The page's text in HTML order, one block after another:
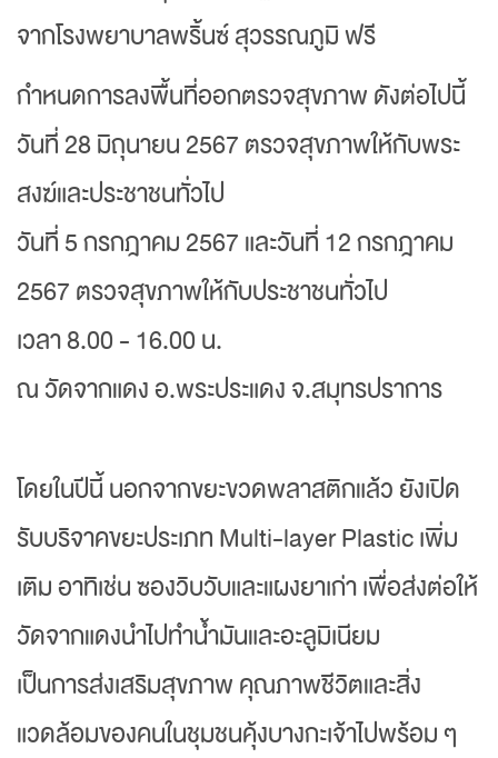
จากโรงพยาบาลพริ้นซ์ สุวรรณภูมิ ฟรี
กำหนดการลงพื้นที่ออกตรวจสุขภาพ ดังต่อไปนี้
วันที่ 28 มิถุนายน 2567 ตรวจสุขภาพให้กับพระ
สงฆ์และประชาชนทั่วไป
วันที่ 5 กรกฎาคม 2567 และวันที่ 12 กรกฎาคม
2567 ตรวจสุขภาพให้กับประชาชนทั่วไป
เวลา 8.00 - 16.00 น.
ณ วัดจากแดง อ.พระประแดง จ.สมุทรปราการ
โดยในปีนี้ นอกจากขยะขวดพลาสติกแล้ว ยังเปิด
รับบริจาคขยะประเภท Multi-layer Plastic เพิ่ม
เติม อาทิเช่น ซองวิบวับและแผงยาเก่า เพื่อส่งต่อให้
วัดจากแดงนำไปทำน้ำมันและอะลูมิเนียม
เป็นการส่งเสริมสุขภาพ คุณภาพชีวิตและสิ่ง
แวดล้อมของคนในชุมชนคุ้งบางกะเจ้าไปพร้อม ๆ